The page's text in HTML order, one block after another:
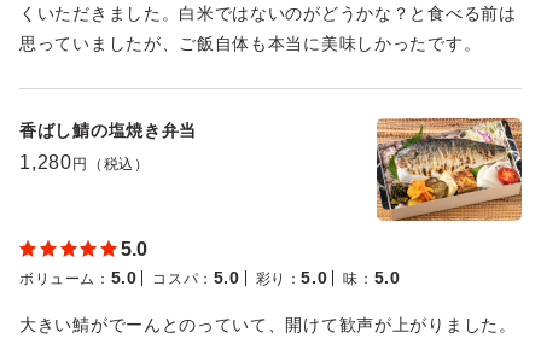
くいただきました。白米ではないのがどうかな？と食べる前は
思っていましたが、ご飯自体も本当に美味しかったです。
香ばし鯖の塩焼き弁当
1,280 円（税込）
5.0
ボリューム ： 5.0 コスパ ： 5.0 彩り ：5.0 味 ： 5.0
大きい鯖がでーんとのっていて、開けて歓声が上がりました。